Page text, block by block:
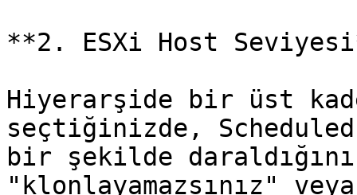
**2. ESXi Host
Hiyerarşide bir üst
seçtiğinizde, Scheduled
bir şekilde
"klonlayamazsınız"